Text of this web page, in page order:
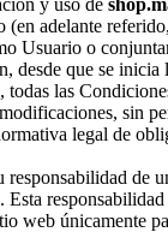
(en adelante
Usuario o
desde que se
, todas las
sin
legal de
responsabilidad de
. Esta
web únicamente